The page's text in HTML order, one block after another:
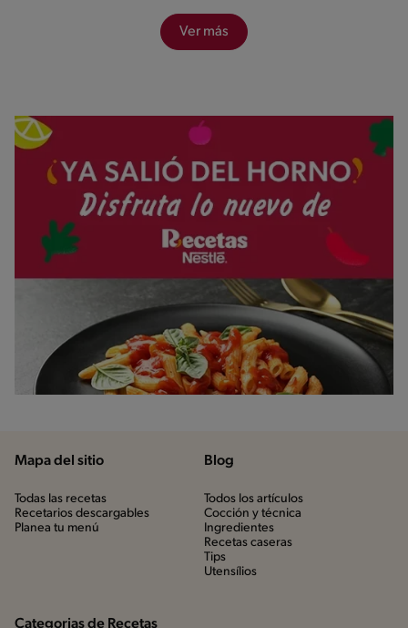
Ver más
Mapa del sitio
Todas las recetas
Recetarios descargables
Planea tu menú
Blog
Todos los artículos
Cocción y técnica
Ingredientes
Recetas caseras
Tips
Utensílios
Categorias de Recetas